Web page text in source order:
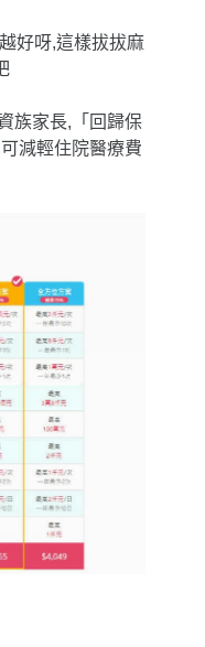
好呀,這樣拔拔麻
族家長,「回歸保
減輕住院醫療費